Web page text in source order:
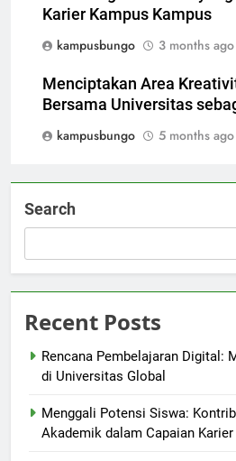
Karier Kampus Kampus
kampusbungo
3 months ago
Menciptakan Area
Bersama Universitas
kampusbungo
5 months ago
Search
Recent Posts
Rencana Pembelajaran Digital:
di Universitas Global
Menggali Potensi Siswa:
Akademik dalam Capaian Karier